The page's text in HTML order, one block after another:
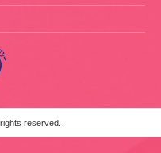
reserved.